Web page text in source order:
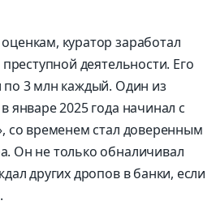
куратор заработал
деятельности. Его
по 3 млн каждый. Один из
январе 2025 года начинал с
со временем стал доверенным
Он не только обналичивал
других дропов в банки, если